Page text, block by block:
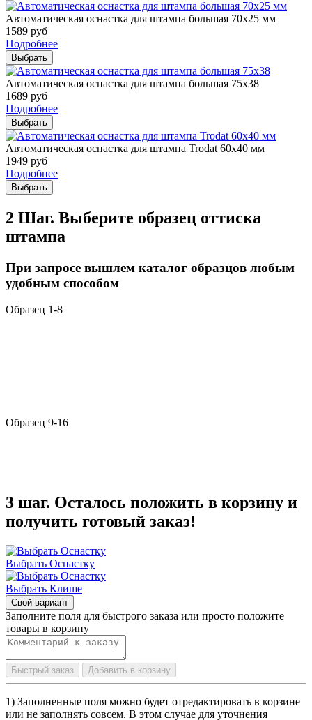
Автоматическая оснастка для штампа большая 70х25 мм
1589 руб
Подробнее
Выбрать
Автоматическая оснастка для штампа большая 75х38
1689 руб
Подробнее
Выбрать
Автоматическая оснастка для штампа Trodat 60х40 мм
1949 руб
Подробнее
Выбрать
2 Шаг. Выберите образец оттиска
штампа
При запросе вышлем каталог образцов любым
удобным способом
Образец 1-8
Образец 9-16
3 шаг. Осталось положить в корзину и
получить готовый заказ!
Выбрать Оснастку
Выбрать Клише
Свой вариант
Заполните поля для быстрого заказа или просто положите
товары в корзину
Быстрый заказ Добавить в корзину
1) Заполненные поля можно будет отредактировать в корзине
или не заполнять совсем. В этом случае для уточнения